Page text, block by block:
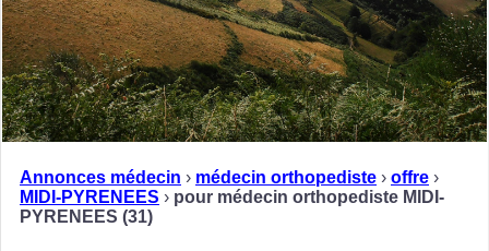
Annonces médecin › médecin orthopediste › offre ›
MIDI-PYRENEES › pour médecin orthopediste MIDI-
PYRENEES (31)